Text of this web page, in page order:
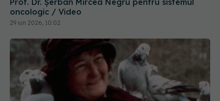
Prof. Dr. Șerban Mircea Negru pentru sistemul
oncologic / Video
29 iun 2026, 10:02